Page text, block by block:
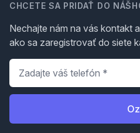
CHCETE SA PRIDAŤ DO
Nechajte nám na vás kontakt
ako sa zaregistrovať do siete
Telefón